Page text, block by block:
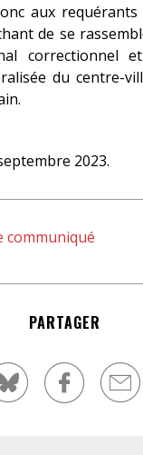
aux
de se
correctionnel
du centre-
2023.
communiqué
PARTAGER